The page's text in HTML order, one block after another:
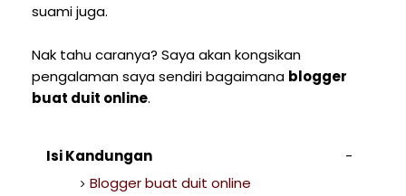
suami juga.
Nak tahu caranya? Saya akan kongsikan
pengalaman saya sendiri bagaimana blogger
buat duit online.
Isi Kandungan
Blogger buat duit online